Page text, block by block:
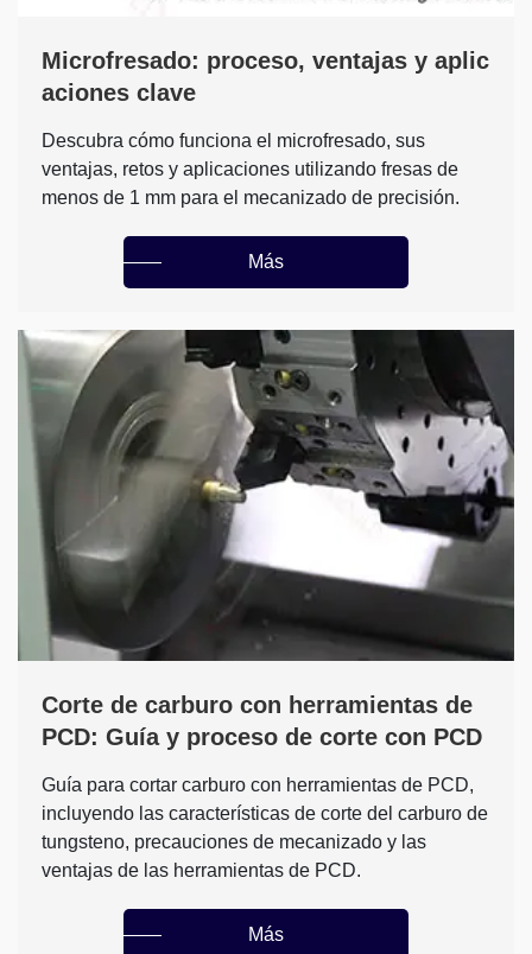
Microfresado: proceso, ventajas y aplic
aciones clave
Descubra cómo funciona el microfresado, sus
ventajas, retos y aplicaciones utilizando fresas de
menos de 1 mm para el mecanizado de precisión.
Más
Corte de carburo con herramientas de
PCD: Guía y proceso de corte con PCD
Guía para cortar carburo con herramientas de PCD,
incluyendo las características de corte del carburo de
tungsteno, precauciones de mecanizado y las
ventajas de las herramientas de PCD.
Más